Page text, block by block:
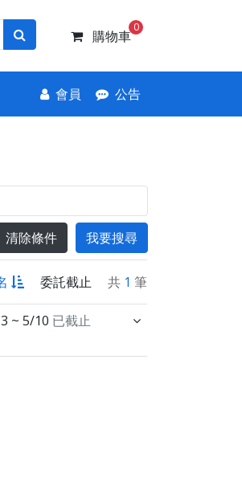
購物車
0
會員 公告
清除條件 我要搜尋
委託截止 共 1 筆
~ 5/10 已截止